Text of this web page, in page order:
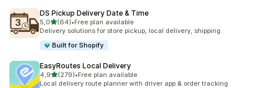
DS Pickup Delivery Date & Time
5,0av 5 stjerner
(64)
Totalt 64 omtaler
•Free plan available
Delivery solutions for store pickup, local delivery, shipping.
Built for Shopify
EasyRoutes Local Delivery
4,9av 5 stjerner
(279)
Totalt 279 omtaler
•Free plan available
Local delivery route planner with driver app & order tracking